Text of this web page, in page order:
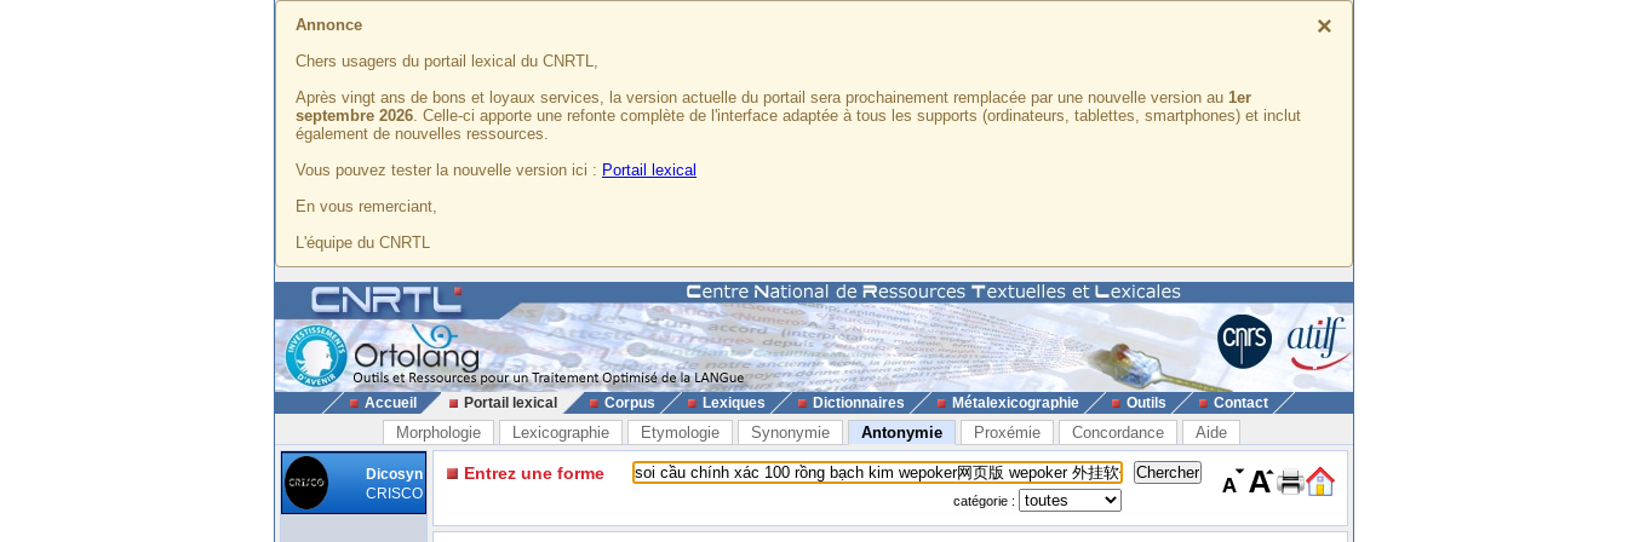
×
Annonce
Chers usagers du portail lexical du CNRTL,
Après vingt ans de bons et loyaux services, la version actuelle du portail sera prochainement remplacée par une nouvelle version au 1er
septembre 2026. Celle-ci apporte une refonte complète de l'interface adaptée à tous les supports (ordinateurs, tablettes, smartphones) et inclut
également de nouvelles ressources.
Vous pouvez tester la nouvelle version ici : Portail lexical
En vous remerciant,
L'équipe du CNRTL
Accueil Portail lexical Corpus Lexiques Dictionnaires Métalexicographie Outils Contact
Morphologie Lexicographie Etymologie Synonymie Antonymie Proxémie Concordance Aide
Dicosyn
CRISCO
Entrez une forme
catégorie :